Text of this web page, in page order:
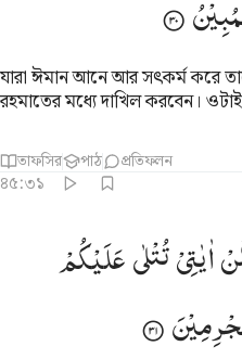
যারা ঈমান আনে আর সৎকর্ম করে
রহমাতের মধ্যে দাখিল করবেন।
তাফসির পাঠ প্রতিফলন
৪৫:৩১
عليكم فاستكبرتم وكنتم قوما
تُتْلَىٰ عَلَيْكُمْ فَٱسْتَكْبَرْتُمْ وَكُنتُمْ
اٰیٰتِیْتُتْلٰیعَلَیْكُمْ